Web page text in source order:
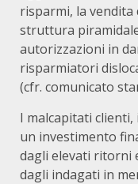
risparmi, la
struttura
autorizzazioni in
risparmiatori
(cfr. comunicato
I malcapitati
un investimento
dagli elevati ritorni
dagli indagati in